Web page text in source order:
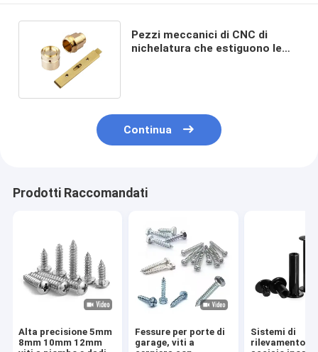
Pezzi meccanici di CNC di
nichelatura che estiguono le
Continua
Prodotti Raccomandati
Alta precisione 5mm
8mm 10mm 12mm
Fessure per porte di
garage, viti a
Sistemi di
rilevamento di